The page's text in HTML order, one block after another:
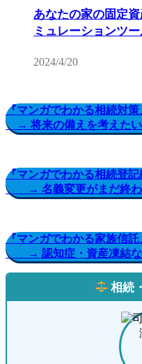
あなたの家の固定
ミュレーションツ
2024/4/20
『マンガでわかる相続対策
→ 将来の備えを考えたい
『マンガでわかる相続登記
→ 名義変更がまだ終わ
『マンガでわかる家族信託
→ 認知症・資産凍結な
相続